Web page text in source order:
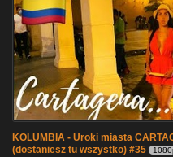
KOLUMBIA - Uroki miasta
(dostaniesz tu wszystko) #35